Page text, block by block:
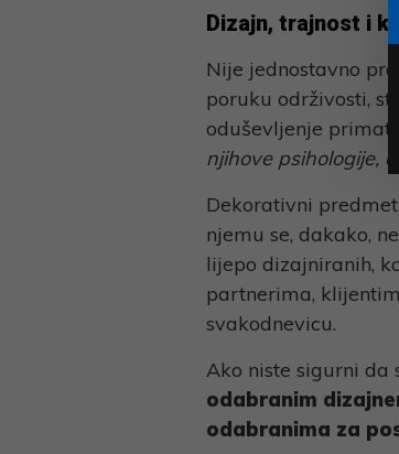
Dizajn, trajnost i
Nije jednostavno
poruku održivosti,
oduševljenje
njihove psihologije,
Dekorativni
njemu se, dakako,
lijepo dizajniranih,
partnerima,
svakodnevicu.
Ako niste sigurni da
odabranim
odabranima za